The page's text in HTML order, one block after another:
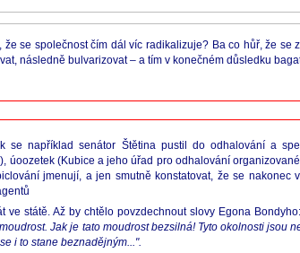
se společnost čím dál víc radikalizuje? Ba co hůř, že
následně bulvarizovat – a tím v konečném důsledku
se například senátor Štětina pustil do odhalování a
úoozetek (Kubice a jeho úřad pro odhalování
jmenují, a jen smutně konstatovat, že se
ve státě. Až by chtělo povzdechnout slovy Egona Bondyho:
Jak je tato moudrost bezsilná! Tyto okolnosti
i to stane beznadějným...".